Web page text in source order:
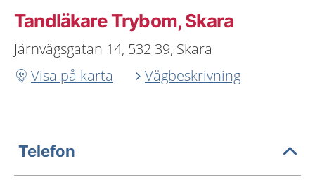
Tandläkare Trybom, Skara
Järnvägsgatan 14, 532 39, Skara
Visa på karta
Vägbeskrivning
Telefon